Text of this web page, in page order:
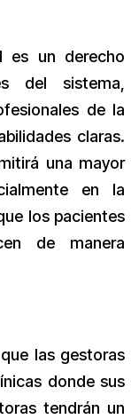
es un derecho
del sistema,
de la
claras.
una mayor
en la
los pacientes
de manera
las gestoras
donde sus
tendrán un